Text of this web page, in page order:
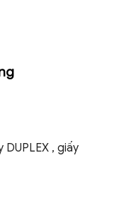
, giấy